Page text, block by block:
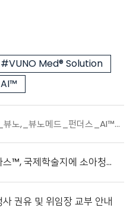
#VUNO Med® Solution
보도자료_뷰노,_뷰노메드_펀더스_AI™_태국_의료기기_인증_획득_20221215.pdf
뷰노메드 딥카스™, 국제학술지에 소아청소년 대상 병원 내 심정지 예측 성능 입증
권유 및 위임장 교부 안내